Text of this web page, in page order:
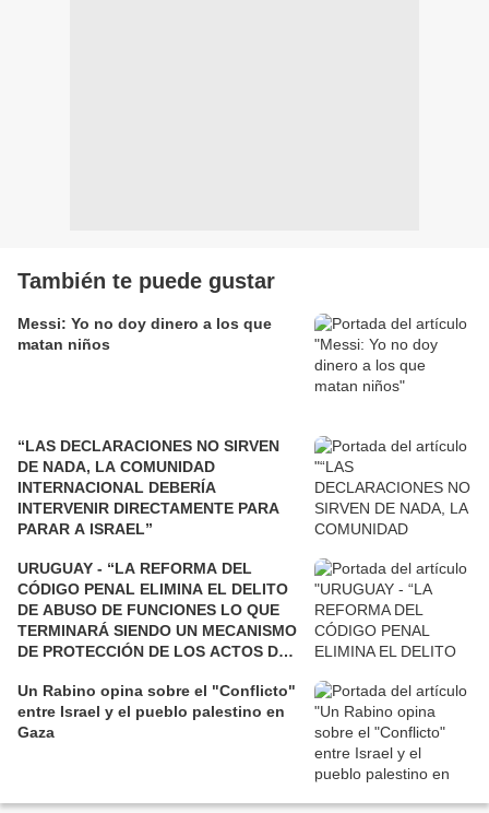
También te puede gustar
Messi: Yo no doy dinero a los que
matan niños
“LAS DECLARACIONES NO SIRVEN
DE NADA, LA COMUNIDAD
INTERNACIONAL DEBERÍA
INTERVENIR DIRECTAMENTE PARA
PARAR A ISRAEL”
URUGUAY - “LA REFORMA DEL
CÓDIGO PENAL ELIMINA EL DELITO
DE ABUSO DE FUNCIONES LO QUE
TERMINARÁ SIENDO UN MECANISMO
DE PROTECCIÓN DE LOS ACTOS DE
Un Rabino opina sobre el "Conflicto"
entre Israel y el pueblo palestino en
Gaza